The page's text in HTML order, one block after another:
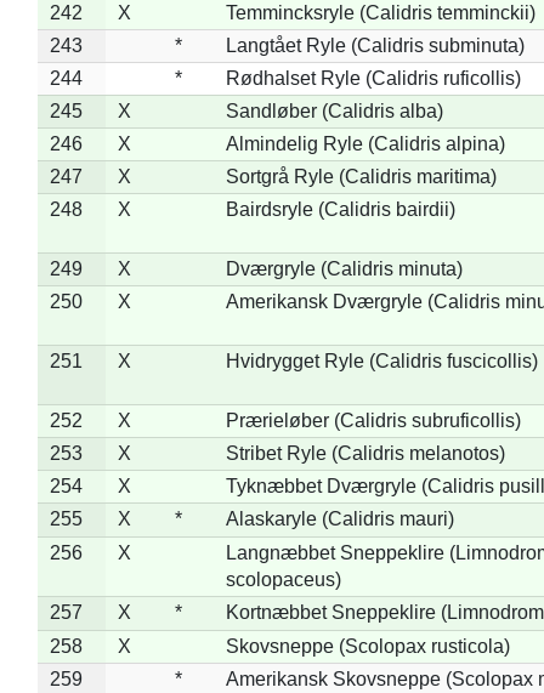
242
X
Temmincksryle (Calidris temminckii)
243
*
Langtået Ryle (Calidris subminuta)
244
*
Rødhalset Ryle (Calidris ruficollis)
245
X
Sandløber (Calidris alba)
246
X
Almindelig Ryle (Calidris alpina)
247
X
Sortgrå Ryle (Calidris maritima)
248
X Bairdsryle (Calidris bairdii)
249 X
Dværgryle (Calidris minuta)
250
X Amerikansk Dværgryle (Calidris
251 X Hvidrygget Ryle (Calidris fuscicollis)
252 X
Prærieløber (Calidris subruficollis)
253
X
Stribet Ryle (Calidris melanotos)
254
X
Tyknæbbet Dværgryle (Calidris
255
X *
Alaskaryle (Calidris mauri)
256
X
Langnæbbet Sneppeklire
scolopaceus)
257
X *
Kortnæbbet Sneppeklire
258
X
Skovsneppe (Scolopax rusticola)
259
*
Amerikansk Skovsneppe (Scolopax